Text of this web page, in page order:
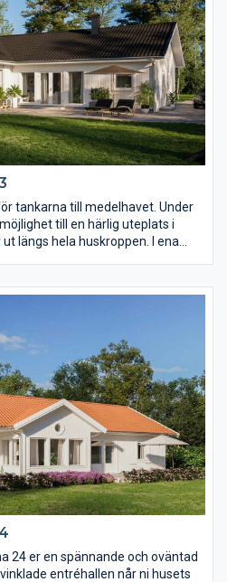
tankarna till medelhavet. Under
till en härlig uteplats i
längs hela huskroppen. I ena
matplats och kök.
24 er en spännande och oväntad
entréhallen når ni husets